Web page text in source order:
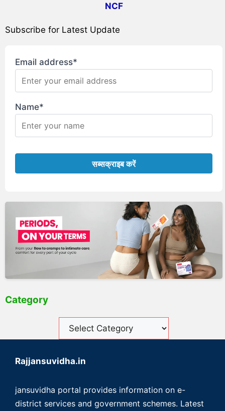
NCF
Subscribe for Latest Update
Email address*
Name*
Category
Rajjansuvidha.in
jansuvidha portal provides information on e-
district services and government schemes. Latest